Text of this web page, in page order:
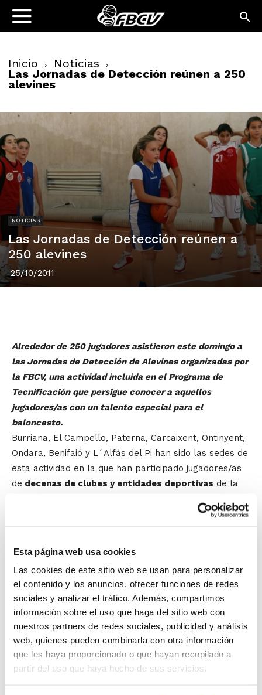
Esta página web usa cookies
Las cookies de este sitio web se usan para personalizar
el contenido y los anuncios, ofrecer funciones de redes
sociales y analizar el tráfico. Además, compartimos
información sobre el uso que haga del sitio web con
nuestros partners de redes sociales, publicidad y análisis
web, quienes pueden combinarla con otra información
que les haya proporcionado o que hayan recopilado a
partir del uso que haya hecho de sus servicios.
Inicio Noticias
Las Jornadas de Detección reúnen a 250
alevines
NOTICIAS
Las Jornadas de Detección reúnen a
250 alevines
25/10/2011
Alrededor de 250 jugadores asistieron este domingo a
las Jornadas de Detección de Alevines organizadas por
la FBCV, una actividad incluida en el Programa de
Tecnificación que persigue conocer a aquellos
jugadores/as con un talento especial para el
baloncesto.
Burriana, El Campello, Paterna, Carcaixent, Ontinyent,
Ondara, Benifaió y L´Alfàs del Pi han sido las sedes de
esta actividad en la que han participado jugadores/as
de decenas de clubes y entidades deportivas de la
Programa de Tecnificación
con vistas al Campeonato de España de 2013. Por lo
que respecta a los jugadores/as del año 2000, los
seleccionadores autonómicos serán los que valoren
qué participantes deben incorporarse a los
entrenamientos que viene realizando la generación del
2000 para preparar el Campeonato de España más
inmediato, el que se celebrará en 2011.